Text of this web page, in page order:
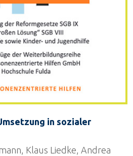
in sozialer
Klaus Liedke, Andrea